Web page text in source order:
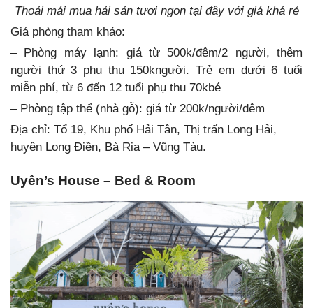
Thoải mái mua hải sản tươi ngon tại đây với giá khá rẻ
Giá phòng tham khảo:
– Phòng máy lạnh: giá từ 500k/đêm/2 người, thêm
người thứ 3 phụ thu 150kngười. Trẻ em dưới 6 tuổi
miễn phí, từ 6 đến 12 tuổi phụ thu 70kbé
– Phòng tập thể (nhà gỗ): giá từ 200k/người/đêm
Địa chỉ: Tổ 19, Khu phố Hải Tân, Thị trấn Long Hải,
huyện Long Điền, Bà Rịa – Vũng Tàu.
Uyên’s House – Bed & Room